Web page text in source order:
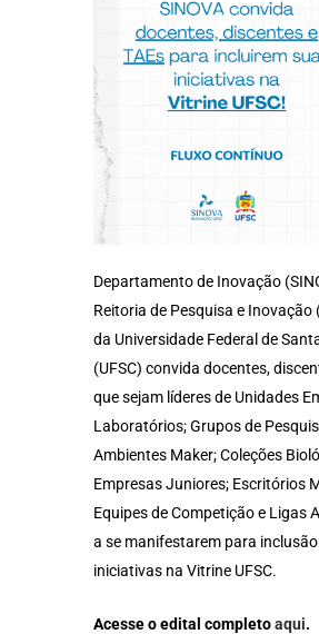
Departamento de Inovação
Reitoria de Pesquisa e Inovação
da Universidade Federal de
(UFSC) convida docentes,
que sejam líderes de Unidades
Laboratórios; Grupos de
Ambientes Maker; Coleções
Empresas Juniores; Escritórios
Equipes de Competição e Ligas
a se manifestarem para
iniciativas na Vitrine UFSC.
Acesse o edital completoaqui.